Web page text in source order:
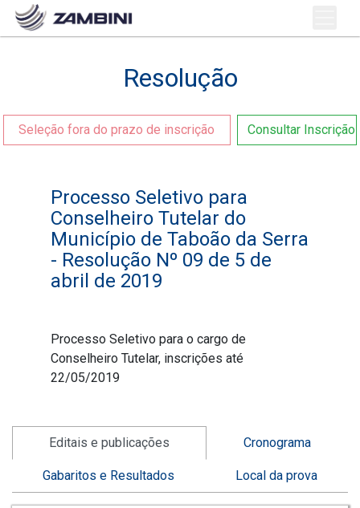
Resolução
Seleção fora do prazo de inscrição Consultar Inscrição
Processo Seletivo para
Conselheiro Tutelar do
Município de Taboão da Serra
- Resolução Nº 09 de 5 de
abril de 2019
Processo Seletivo para o cargo de
Conselheiro Tutelar, inscrições até
22/05/2019
Editais e publicações Cronograma
Gabaritos e Resultados Local da prova